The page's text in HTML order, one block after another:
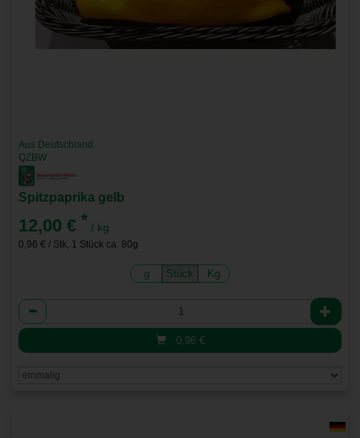
Aus Deutschland
QZBW
Spitzpaprika gelb
12,00 € * / kg
0,96 € / Stk, 1 Stück ca. 80g
g Stück Kg
Anzahl
0,96 €